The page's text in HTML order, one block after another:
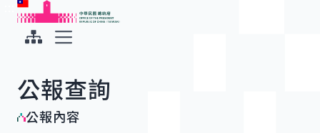
跳到主要內容
中華民國總統府
公報查詢
公報內容